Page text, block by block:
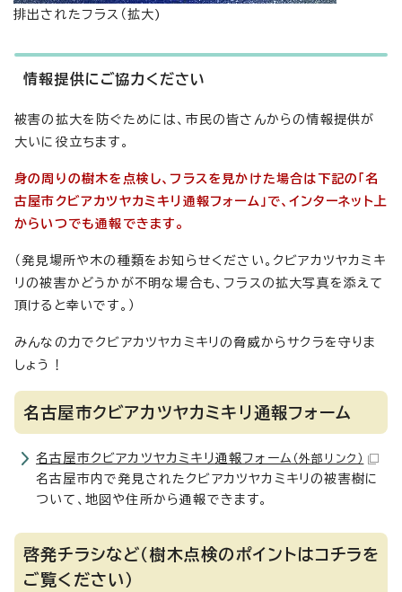
排出されたフラス（拡大)
情報提供にご協力ください
被害の拡大を防ぐためには、市民の皆さんからの情報提供が
大いに役立ちます。
身の周りの樹木を点検し、フラスを見かけた場合は下記の「名
古屋市クビアカツヤカミキリ通報フォーム」で、インターネット上
からいつでも通報できます。
（発見場所や木の種類をお知らせください。クビアカツヤカミキ
リの被害かどうかが不明な場合も、フラスの拡大写真を添えて
頂けると幸いです。）
みんなの力でクビアカツヤカミキリの脅威からサクラを守りま
しょう！
名古屋市クビアカツヤカミキリ通報フォーム
名古屋市クビアカツヤカミキリ通報フォーム （外部リンク）
名古屋市内で発見されたクビアカツヤカミキリの被害樹に
ついて、地図や住所から通報できます。
啓発チラシなど（樹木点検のポイントはコチラを
ご覧ください）